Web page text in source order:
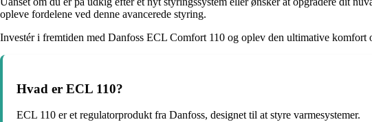
opleve fordelene ved denne avancerede styring.
Investér i fremtiden med Danfoss ECL Comfort 110 og oplev den ultimative
Hvad er ECL 110?
ECL 110 er et regulatorprodukt fra Danfoss, designet til at styre varmesystemer.